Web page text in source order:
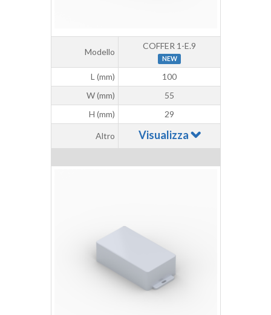
Modello
COFFER 1-E.9
NEW
L (mm)
100
W (mm)
55
H (mm)
29
Altro Visualizza